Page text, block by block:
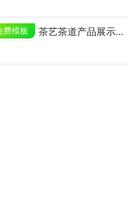
费模板 茶艺茶道产品展示宣传